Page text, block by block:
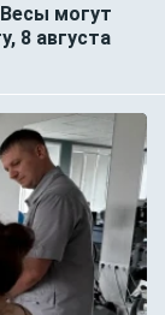
могут
8 августа